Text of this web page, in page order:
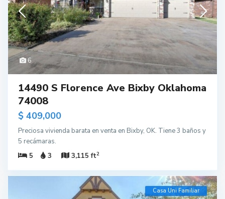
6
14490 S Florence Ave Bixby Oklahoma
74008
$ 409,000
Preciosa vivienda barata en venta en Bixby, OK. Tiene 3 baños y
5 recámaras.
5
3 3,115 ft2
Casa Uni Familiar